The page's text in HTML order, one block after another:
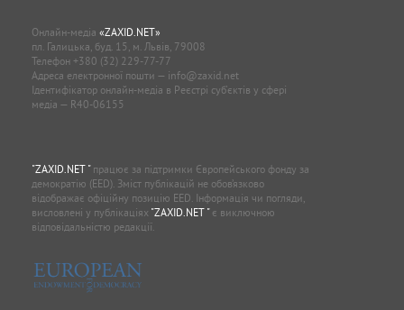
Онлайн-медіа «ZAXID.NET»
пл. Галицька, буд. 15, м. Львів, 79008
Телефон +380 (32) 229-77-77
Адреса електронної пошти — info@zaxid.net
Ідентифікатор онлайн-медіа в Реєстрі суб'єктів у сфері
медіа — R40-06155
"ZAXID.NET "працює за підтримки Європейського фонду за
демократію (EED). Зміст публікацій не обов’язково
відображає офіційну позицію EED. Інформація чи погляди,
висловлені у публікаціях "ZAXID.NET "є виключною
відповідальністю редакції.